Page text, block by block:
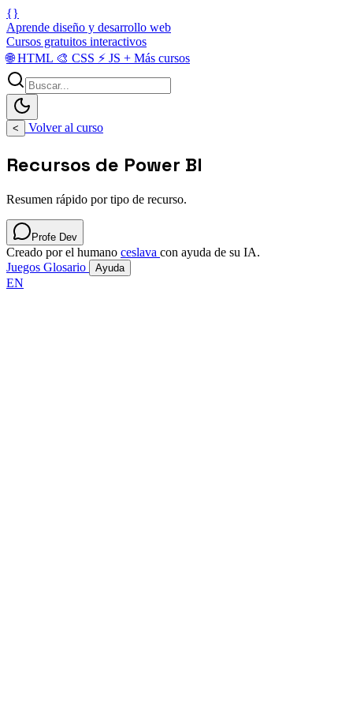
{}
Aprende diseño y desarrollo web
Cursos gratuitos interactivos
🌐HTML 🎨 CSS ⚡ JS + Más cursos
< Volver al curso
Recursos de Power BI
Resumen rápido por tipo de recurso.
Profe Dev
Creado por el humano ceslava con ayuda de su IA.
Juegos Glosario Ayuda
EN